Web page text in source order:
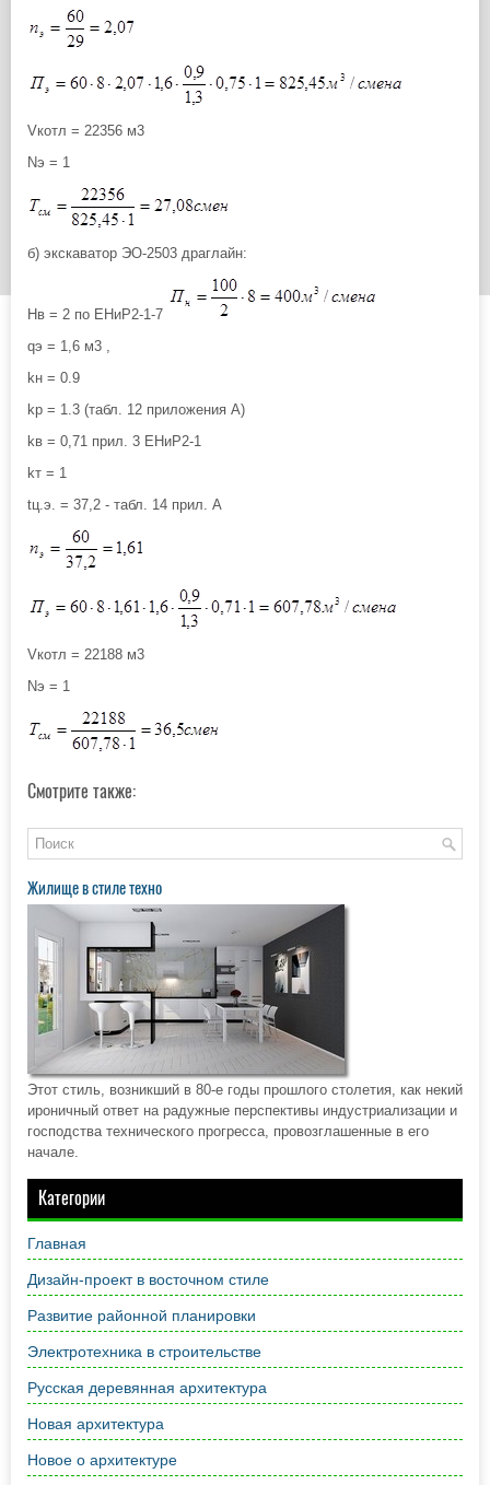
Vкотл = 22356 м3
Nэ = 1
б) экскаватор ЭО-2503 драглайн:
Нв = 2 по ЕНиР2-1-7
qэ = 1,6 м3 ,
kн = 0.9
kр = 1.3 (табл. 12 приложения А)
kв = 0,71 прил. 3 ЕНиР2-1
kт = 1
tц.э. = 37,2 - табл. 14 прил. А
Vкотл = 22188 м3
Nэ = 1
Смотрите также:
Жилище в стиле техно
Этот стиль, возникший в 80-е годы прошлого столетия, как некий
ироничный ответ на радужные перспективы индустриализации и
господства технического прогресса, провозглашенные в его
начале.
Категории
Главная
Дизайн-проект в восточном стиле
Развитие районной планировки
Электротехника в строительстве
Русская деревянная архитектура
Новая архитектура
Новое о архитектуре